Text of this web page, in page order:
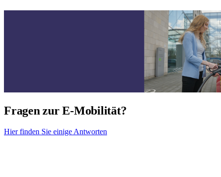
Fragen zur E-Mobilität?
Hier finden Sie einige Antworten